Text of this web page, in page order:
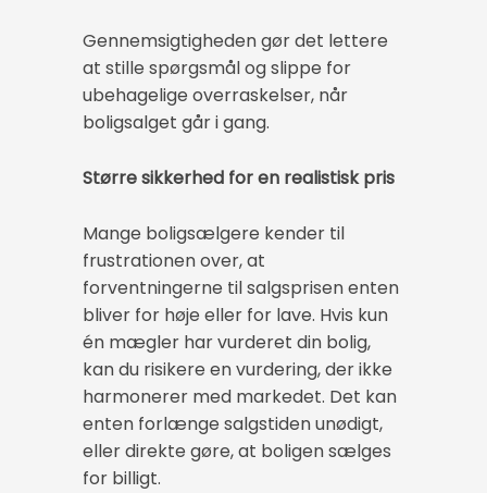
Gennemsigtigheden gør det lettere
at stille spørgsmål og slippe for
ubehagelige overraskelser, når
boligsalget går i gang.
Større sikkerhed for en realistisk pris
Mange boligsælgere kender til
frustrationen over, at
forventningerne til salgsprisen enten
bliver for høje eller for lave. Hvis kun
én mægler har vurderet din bolig,
kan du risikere en vurdering, der ikke
harmonerer med markedet. Det kan
enten forlænge salgstiden unødigt,
eller direkte gøre, at boligen sælges
for billigt.